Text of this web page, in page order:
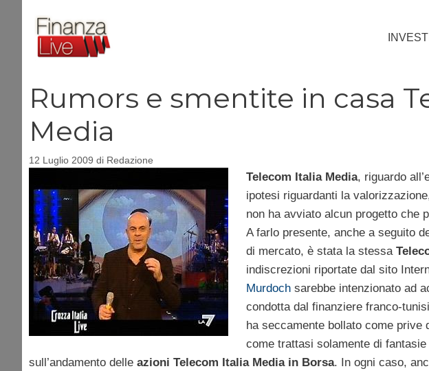
contenuto
Rumors e smentite in casa
Media
12 Luglio 2009 di Redazione
Telecom Italia Media, riguardo
ipotesi riguardanti la
non ha avviato alcun progetto che
A farlo presente, anche a seguito
di mercato, è stata la stessa
indiscrezioni riportate dal sito
Murdochsarebbe intenzionato ad
condotta dal finanziere franco-
ha seccamente bollato come prive
come trattasi solamente di
sull’andamento delle azioni Telecom Italia Media in Borsa. In ogni caso,